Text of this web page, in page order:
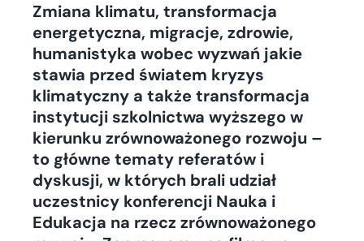
Zmiana klimatu, transformacja
energetyczna, migracje, zdrowie,
humanistyka wobec wyzwań jakie
stawia przed światem kryzys
klimatyczny a także transformacja
instytucji szkolnictwa wyższego w
kierunku zrównoważonego rozwoju –
to główne tematy referatów i
dyskusji, w których brali udział
uczestnicy konferencji Nauka i
Edukacja na rzecz zrównoważonego